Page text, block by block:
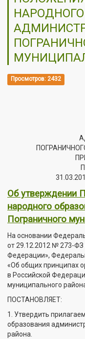
Просмотров: 2432
Об утверждении
народного
Пограничного
На основании
от 29.12.2012 № 273-ФЗ
Федерации»,
«Об общих принципах
в Российской
муниципального
ПОСТАНОВЛЯЕТ:
1. Утвердить
образования
района.